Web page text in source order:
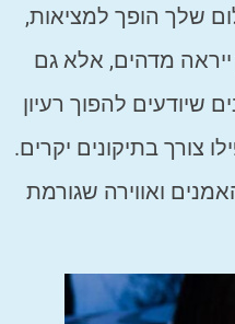
שלך הופך למציאות,
מדהים, אלא גם
שיודעים להפוך רעיון
צורך בתיקונים יקרים.
ואווירה שגורמת